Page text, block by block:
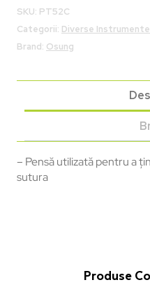
SKU: PT52C
Categorii: Diverse Instrumente
Brand: Osung
– Pensă utilizată pentru a
sutura
Produse